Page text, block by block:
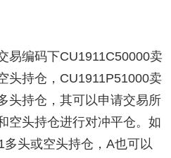
易编码下CU1911C50000卖
头持仓，CU1911P51000卖
头持仓，其可以申请交易所
空头持仓进行对冲平仓。如
头或空头持仓，A也可以